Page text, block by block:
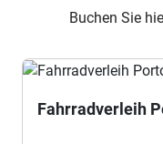
Buchen Sie
Fahrradverleih